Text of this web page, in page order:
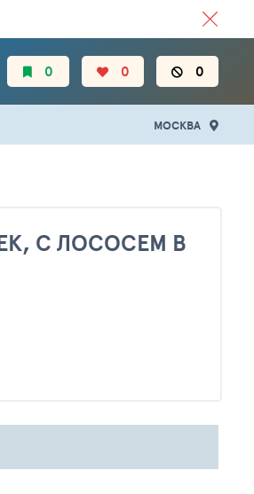
0 0 0
МОСКВА
С ЛОСОСЕМ В